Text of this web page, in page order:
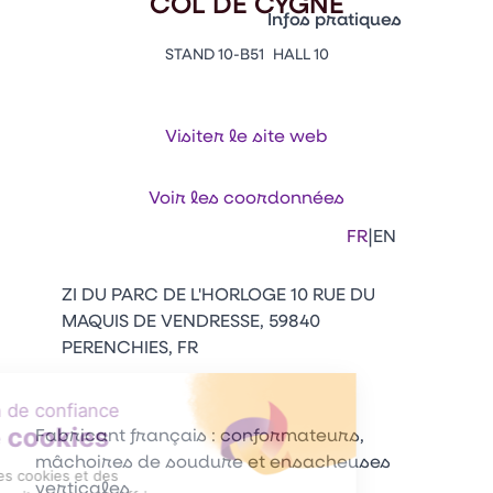
Vitrine Innovations
Emballages
Infos pratiques
Contacts
Appuyez sur Entrée pour
FR|EN
STAND 10-B51 HALL 10
Visiter le site web
Voir les coordonnées
ZI DU PARC DE L'HORLOGE 10 RUE DU
MAQUIS DE VENDRESSE, 59840
PERENCHIES, FR
Fabricant français : conformateurs,
mâchoires de soudure et ensacheuses
verticales